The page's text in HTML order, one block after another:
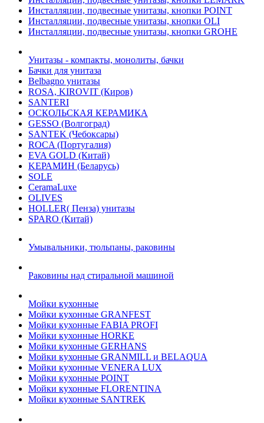
Инсталляции, подвесные унитазы, кнопки POINT
Инсталляции, подвесные унитазы, кнопки OLI
Инсталляции, подвесные унитазы, кнопки GROHE
Унитазы - компакты, монолиты, бачки
Бачки для унитаза
Belbagno унитазы
ROSA, KIROVIT (Киров)
SANTERI
ОСКОЛЬСКАЯ КЕРАМИКА
GESSO (Волгоград)
SANTEK (Чебоксары)
ROCA (Португалия)
EVA GOLD (Китай)
KЕРАМИН (Беларусь)
SOLE
CeramaLuxe
OLIVES
HOLLER( Пенза) унитазы
SPARO (Китай)
Умывальники, тюльпаны, раковины
Раковины над стиральной машиной
Мойки кухонные
Мойки кухонные GRANFEST
Мойки кухонные FABIA PROFI
Мойки кухонные HORKE
Мойки кухонные GERHANS
Мойки кухонные GRANMILL и BELAQUA
Мойки кухонные VENERA LUX
Мойки кухонные POINT
Мойки кухонные FLORENTINA
Мойки кухонные SANTREK